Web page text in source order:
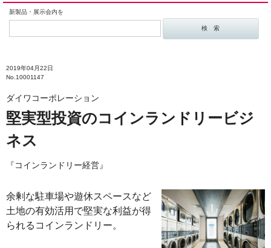
新製品・展示会内を
2019年04月22日
No.10001147
ダイワコーポレーション
堅実型投資のコインランドリービジ
ネス
『コインランドリー経営』
余剰な駐車場や遊休スペースなど
土地の有効活用で堅実な利益が得
られるコインランドリー。